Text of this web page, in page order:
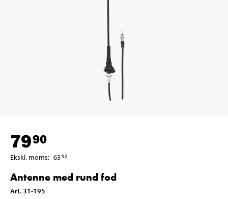
7990
Ekskl. moms: 6392
Antenne med rund fod
Art. 31-195